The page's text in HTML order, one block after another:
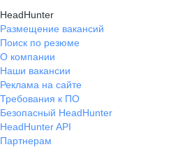
HeadHunter
Размещение вакансий
Поиск по резюме
О компании
Наши вакансии
Реклама на сайте
Требования к ПО
Безопасный HeadHunter
HeadHunter API
Партнерам